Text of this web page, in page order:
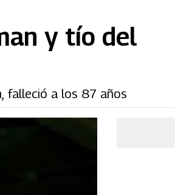
y tío del
falleció a los 87 años